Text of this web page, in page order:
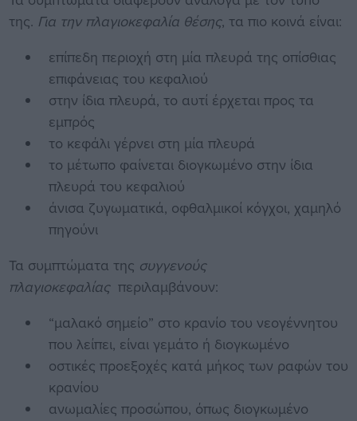
της. Για την πλαγιοκεφαλία θέσης, τα πιο κοινά είναι:
επίπεδη περιοχή στη μία πλευρά της οπίσθιας
επιφάνειας του κεφαλιού
στην ίδια πλευρά, το αυτί έρχεται προς τα
εμπρός
το κεφάλι γέρνει στη μία πλευρά
το μέτωπο φαίνεται διογκωμένο στην ίδια
πλευρά του κεφαλιού
άνισα ζυγωματικά, οφθαλμικοί κόγχοι, χαμηλό
πηγούνι
Τα συμπτώματα της συγγενούς
πλαγιοκεφαλίας περιλαμβάνουν:
“μαλακό σημείο” στο κρανίο του νεογέννητου
που λείπει, είναι γεμάτο ή διογκωμένο
οστικές προεξοχές κατά μήκος των ραφών του
κρανίου
ανωμαλίες προσώπου, όπως διογκωμένο